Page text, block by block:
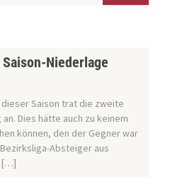
Niederlage
dieser Saison trat die zweite
Dies hätte auch zu keinem
können, den der Gegner war
Absteiger aus
[…]